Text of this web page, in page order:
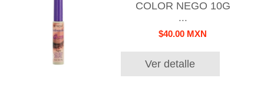
COLOR NEGO 10G
...
$40.00 MXN
Ver detalle